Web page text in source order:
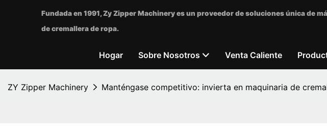
Fundada en 1991, Zy Zipper Machinery es un proveedor de soluciones única de
de cremallera de ropa.
Hogar Sobre Nosotros Venta Caliente
ZY Zipper Machinery Manténgase competitivo: invierta en maquinaria de